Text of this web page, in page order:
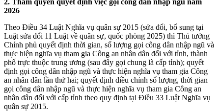
2026
Theo Điều 34 Luật Nghĩa vụ quân sự 2015 (sửa đổi, bổ sung tại
Luật sửa đổi 11 Luật về quân sự, quốc phòng 2025) thì Thủ tướng
Chính phủ quyết định thời gian, số lượng gọi công dân nhập ngũ và
thực hiện nghĩa vụ tham gia Công an nhân dân đối với tỉnh, thành
phố trực thuộc trung ương (sau đây gọi chung là cấp tỉnh); quyết
định gọi công dân nhập ngũ và thực hiện nghĩa vụ tham gia Công
an nhân dân lần thứ hai; quyết định điều chỉnh số lượng, thời gian
gọi công dân nhập ngũ và thực hiện nghĩa vụ tham gia Công an
nhân dân đối với cấp tỉnh theo quy định tại Điều 33 Luật Nghĩa vụ
quân sự 2015.